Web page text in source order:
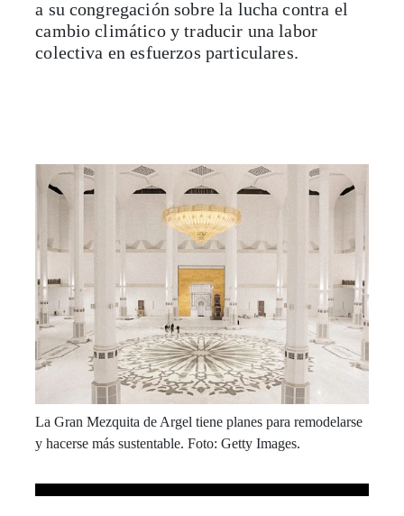
a su congregación sobre la lucha contra el
cambio climático y traducir una labor
colectiva en esfuerzos particulares.
La Gran Mezquita de Argel tiene planes para remodelarse
y hacerse más sustentable. Foto: Getty Images.